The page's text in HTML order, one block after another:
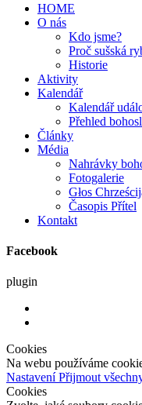
HOME
O nás
Kdo jsme?
Proč sušská
Historie
Aktivity
Kalendář
Kalendář
Přehled
Články
Média
Nahrávky
Fotogalerie
Głos
Časopis Přítel
Kontakt
Facebook
plugin
Cookies
Na webu používáme
NastaveníPřijmout
Cookies